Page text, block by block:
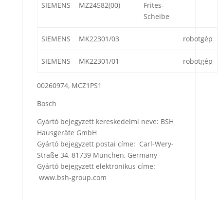
SIEMENS MZ24582(00)
Frites-
Scheibe
SIEMENS MK22301/03 robotgép
SIEMENS MK22301/01 robotgép
00260974, MCZ1PS1
Bosch
Gyártó bejegyzett kereskedelmi neve: BSH
Hausgeräte GmbH
Gyártó bejegyzett postai címe: Carl-Wery-
Straße 34, 81739 München, Germany
Gyártó bejegyzett elektronikus címe:
www.bsh-group.com